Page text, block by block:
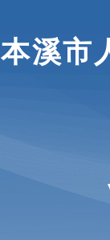
本溪市